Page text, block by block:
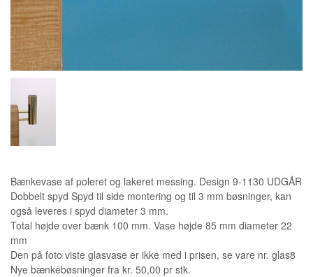
Bænkevase af poleret og lakeret messing. Design 9-1130 UDGÅR
Dobbelt spyd Spyd til side montering og til 3 mm bøsninger, kan
også leveres i spyd diameter 3 mm.
Total højde over bænk 100 mm. Vase højde 85 mm diameter 22
mm
Den på foto viste glasvase er ikke med i prisen, se vare nr. glas8
Nye bænkebøsninger fra kr. 50,00 pr stk.